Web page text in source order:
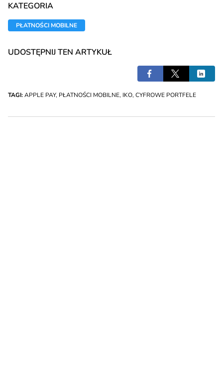
KATEGORIA
PŁATNOŚCI MOBILNE
UDOSTĘPNIJ TEN ARTYKUŁ
TAGI:APPLE PAY, PŁATNOŚCI MOBILNE, IKO, CYFROWE PORTFELE